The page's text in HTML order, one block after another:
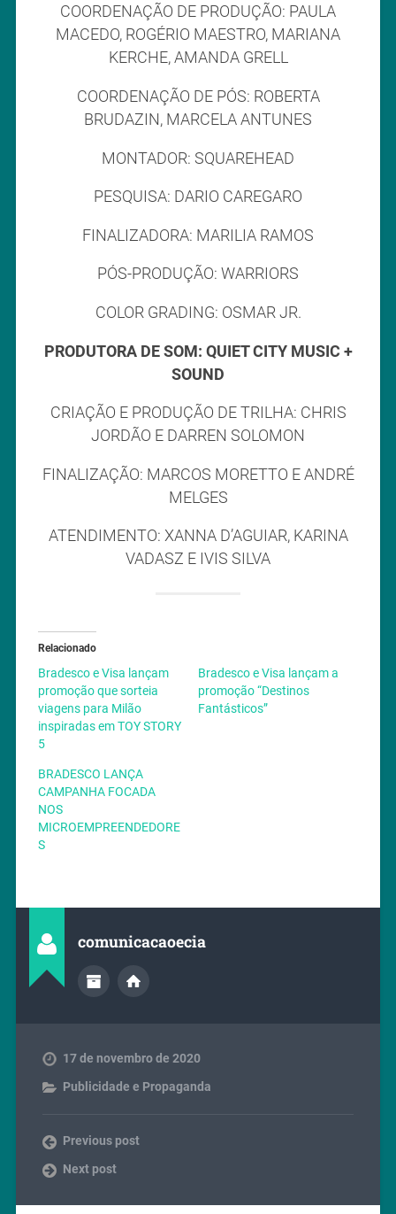
COORDENAÇÃO DE PRODUÇÃO: PAULA
MACEDO, ROGÉRIO MAESTRO, MARIANA
KERCHE, AMANDA GRELL
COORDENAÇÃO DE PÓS: ROBERTA
BRUDAZIN, MARCELA ANTUNES
MONTADOR: SQUAREHEAD
PESQUISA: DARIO CAREGARO
FINALIZADORA: MARILIA RAMOS
PÓS-PRODUÇÃO: WARRIORS
COLOR GRADING: OSMAR JR.
PRODUTORA DE SOM: QUIET CITY MUSIC +
SOUND
CRIAÇÃO E PRODUÇÃO DE TRILHA: CHRIS
JORDÃO E DARREN SOLOMON
FINALIZAÇÃO: MARCOS MORETTO E ANDRÉ
MELGES
ATENDIMENTO: XANNA D’AGUIAR, KARINA
VADASZ E IVIS SILVA
Relacionado
Bradesco e Visa lançam
promoção que sorteia
viagens para Milão
inspiradas em TOY STORY
5
Bradesco e Visa lançam a
promoção “Destinos
Fantásticos”
BRADESCO LANÇA
CAMPANHA FOCADA
NOS
MICROEMPREENDEDORE
S
comunicacaoecia
17 de novembro de 2020
Publicidade e Propaganda
Previous post
Next post